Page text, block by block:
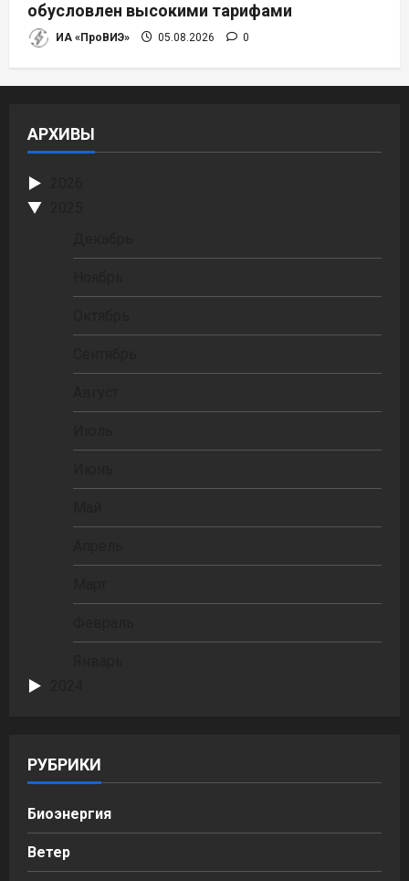
обусловлен высокими тарифами
ИА «ПроВИЭ» 05.08.2026 0
АРХИВЫ
РУБРИКИ
Биоэнергия
Ветер